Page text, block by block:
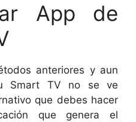
App de
anteriores y aun
Smart TV no se ve
que debes hacer
que genera el